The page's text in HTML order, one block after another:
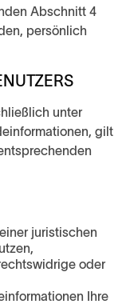
Abschnitt 4
persönlich
unter
gilt
juristischen
oder
Ihre